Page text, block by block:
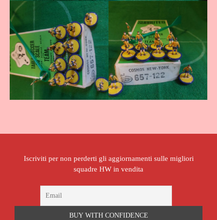
Iscriviti per non perderti gli aggiornamenti sulle migliori
squadre HW in vendita